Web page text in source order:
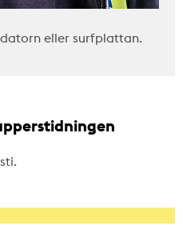
eller surfplattan.